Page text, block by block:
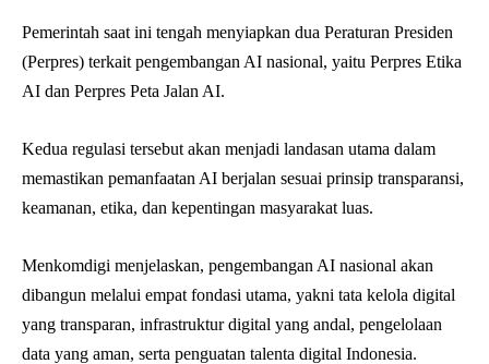
Pemerintah saat ini tengah menyiapkan dua Peraturan Presiden
(Perpres) terkait pengembangan AI nasional, yaitu Perpres Etika
AI dan Perpres Peta Jalan AI.
Kedua regulasi tersebut akan menjadi landasan utama dalam
memastikan pemanfaatan AI berjalan sesuai prinsip transparansi,
keamanan, etika, dan kepentingan masyarakat luas.
Menkomdigi menjelaskan, pengembangan AI nasional akan
dibangun melalui empat fondasi utama, yakni tata kelola digital
yang transparan, infrastruktur digital yang andal, pengelolaan
data yang aman, serta penguatan talenta digital Indonesia.